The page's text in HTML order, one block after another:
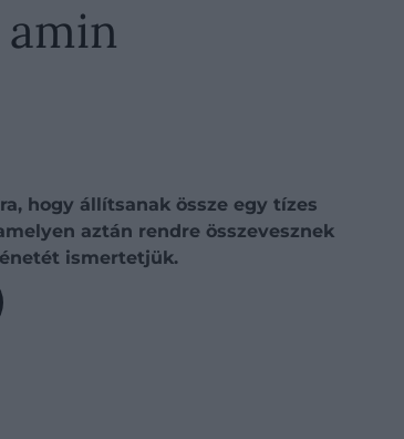
hogy állítsanak össze egy tízes
aztán rendre összevesznek
ismertetjük.